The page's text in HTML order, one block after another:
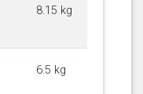
8.15 kg
6.5 kg